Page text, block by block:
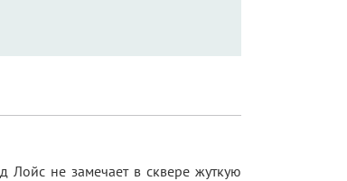
Лойс не замечает в сквере жуткую